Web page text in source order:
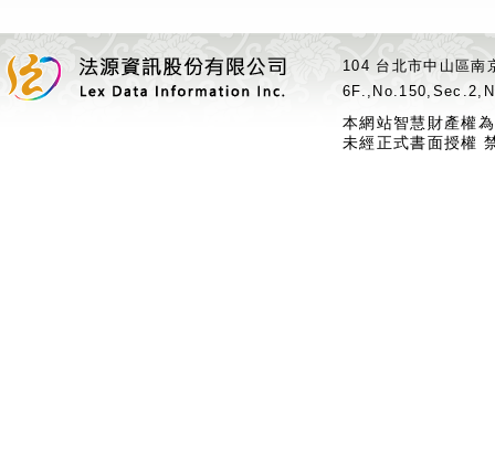
104 台北市中山區
本網站智慧財產權
未經正式書面授權